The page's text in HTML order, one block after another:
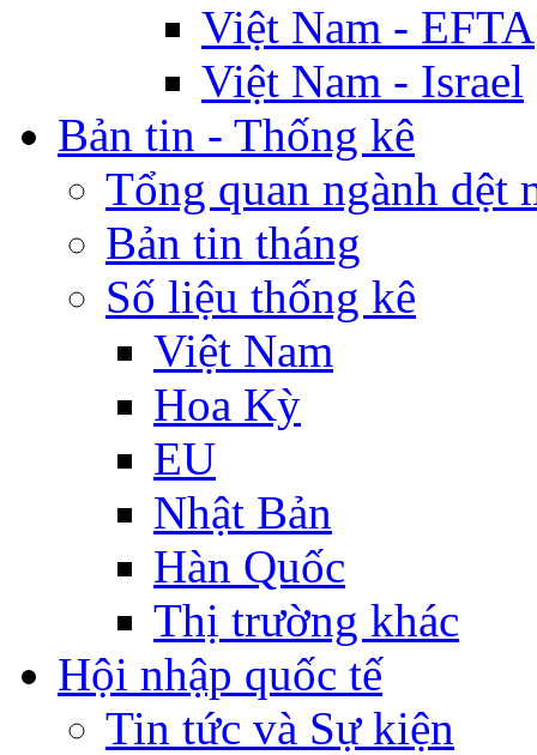
Việt Nam - EFTA
Việt Nam - Israel
Bản tin - Thống kê
Tổng quan ngành dệt
Bản tin tháng
Số liệu thống kê
Việt Nam
Hoa Kỳ
EU
Nhật Bản
Hàn Quốc
Thị trường khác
Hội nhập quốc tế
Tin tức và Sự kiện